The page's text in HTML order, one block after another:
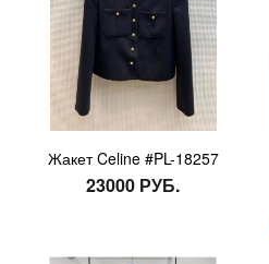
Жакет Celine #PL-18257
23000 РУБ.